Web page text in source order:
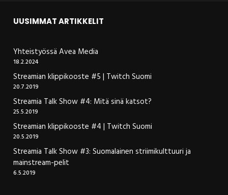
UUSIMMAT ARTIKKELIT
Yhteistyössä Avea Media
18.2.2024
Streamian klippikooste #5 | Twitch Suomi
20.7.2019
Streamia Talk Show #4: Mitä sinä katsot?
25.5.2019
Streamian klippikooste #4 | Twitch Suomi
20.5.2019
Streamia Talk Show #3: Suomalainen striimikulttuuri ja
mainstream-pelit
6.5.2019